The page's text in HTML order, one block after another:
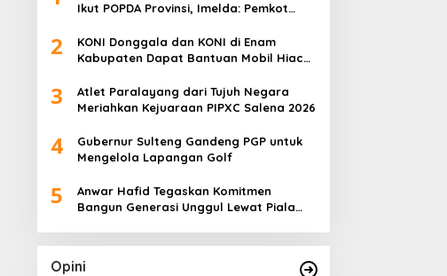
Ikut POPDA Provinsi, Imelda: Pemkot
Olahraga Pelajar
2
KONI Donggala dan KONI di Enam
Kabupaten Dapat Bantuan Mobil Hiace
3
Atlet Paralayang dari Tujuh Negara
Meriahkan Kejuaraan PIPXC Salena 2026
4
Gubernur Sulteng Gandeng PGP untuk
Mengelola Lapangan Golf
5
Anwar Hafid Tegaskan Komitmen
Bangun Generasi Unggul Lewat Piala
Opini